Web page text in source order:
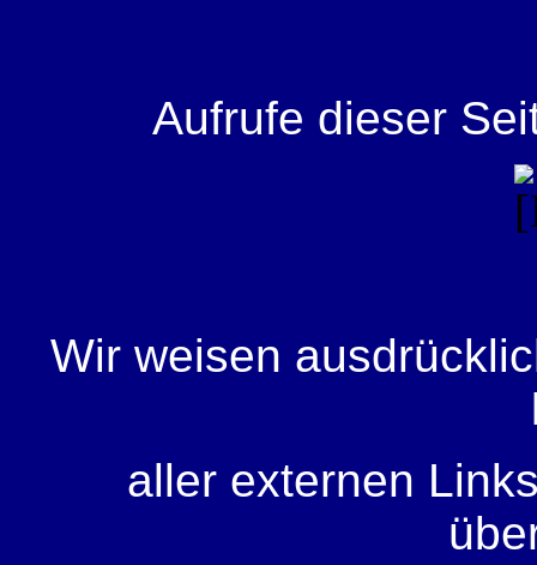
Aufrufe dieser
Wir weisen
aller externen